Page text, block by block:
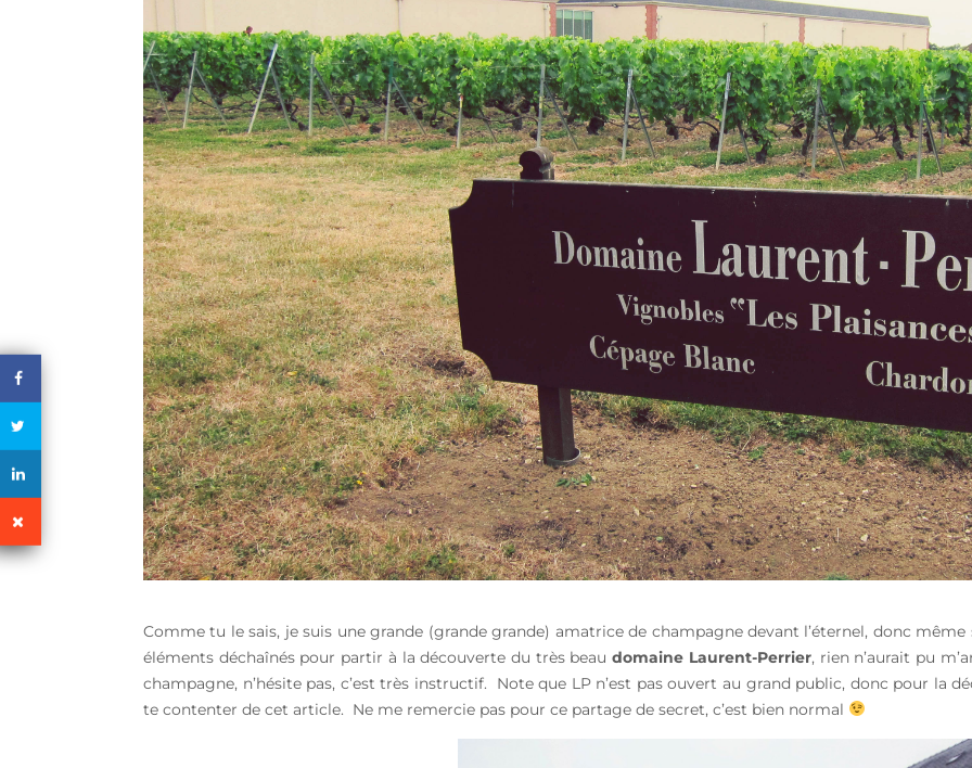
Comme tu le sais, je suis une grande (grande grande) amatrice de champagne devant l’éternel, donc
éléments déchaînés pour partir à la découverte du très beaudomaine Laurent-Perrier, rien n’aurait pu
champagne, n’hésite pas, c’est très instructif. Note que LP n’est pas ouvert au grand public, donc pour la
te contenter de cet article. Ne me remercie pas pour ce partage de secret, c’est bien normal